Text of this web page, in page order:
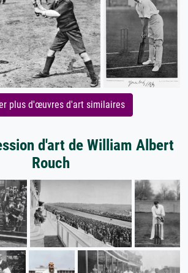
plus d'œuvres d'art similaires
d'art de William Albert
Rouch